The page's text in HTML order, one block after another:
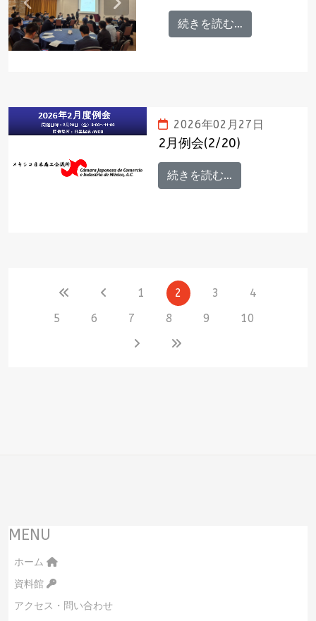
Previous Next 続きを読む…
2026年02月27日
2月例会(2/20)
続きを読む…
1 2 3
4
5
6 7 8 9 10
MENU
ホーム
資料館
アクセス・問い合わせ